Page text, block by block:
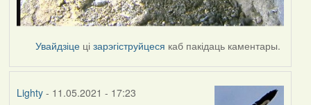
Увайдзіце цізарэгіструйцеся каб пакідаць каментары.
Lighty- 11.05.2021 - 17:23